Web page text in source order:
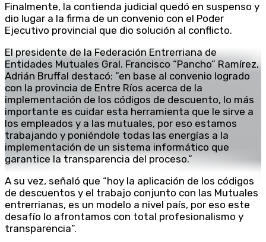
Finalmente, la contienda judicial quedó en suspenso y
dio lugar a la firma de un convenio con el Poder
Ejecutivo provincial que dio solución al conflicto.
El presidente de la Federación Entrerriana de
Entidades Mutuales Gral. Francisco “Pancho” Ramírez,
Adrián Bruffal destacó: ”en base al convenio logrado
con la provincia de Entre Ríos acerca de la
implementación de los códigos de descuento, lo más
importante es cuidar esta herramienta que le sirve a
los empleados y a las mutuales, por eso estamos
trabajando y poniéndole todas las energías a la
implementación de un sistema informático que
garantice la transparencia del proceso.”
A su vez, señaló que “hoy la aplicación de los códigos
de descuentos y el trabajo conjunto con las Mutuales
entrerrianas, es un modelo a nivel país, por eso este
desafío lo afrontamos con total profesionalismo y
transparencia”.